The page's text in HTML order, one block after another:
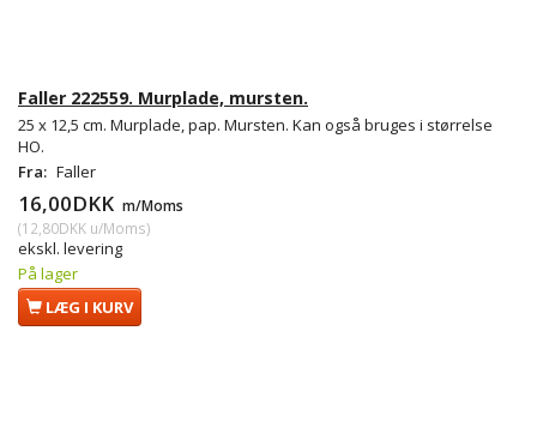
Faller 222559. Murplade, mursten.
25 x 12,5 cm. Murplade, pap. Mursten. Kan også bruges i størrelse
HO.
Fra: Faller
16,00DKK m/Moms
(12,80DKK u/Moms)
ekskl. levering
På lager
LÆG I KURV